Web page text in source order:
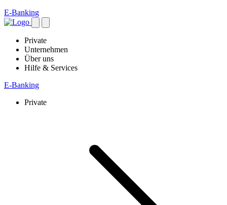
E-Banking
Private
Unternehmen
Über uns
Hilfe & Services
E-Banking
Private